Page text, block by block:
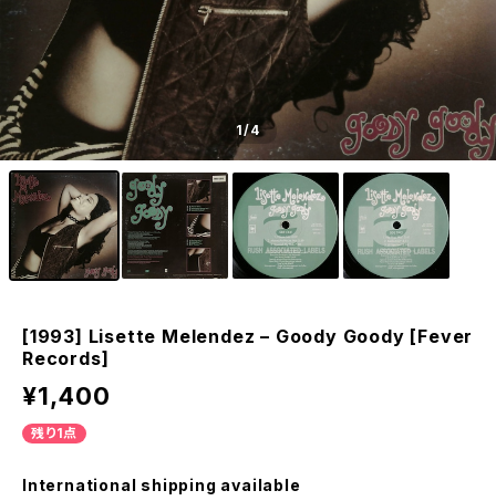
1/4
[1993] Lisette Melendez – Goody Goody [Fever
Records]
¥1,400
残り1点
International shipping available